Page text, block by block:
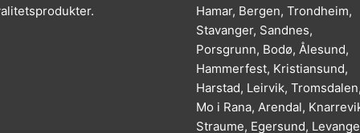
Hamar, Bergen, Trondheim,
Stavanger, Sandnes,
Porsgrunn, Bodø, Ålesund,
Hammerfest, Kristiansund,
Harstad, Leirvik, Tromsdalen,
Mo i Rana, Arendal,
Straume, Egersund,